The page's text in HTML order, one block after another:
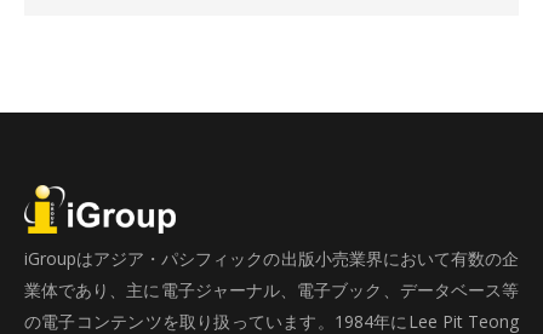
iGroupはアジア・パシフィックの出版小売業界において有数の企
業体であり、主に電子ジャーナル、電子ブック、データベース等
の電子コンテンツを取り扱っています。1984年にLee Pit Teong